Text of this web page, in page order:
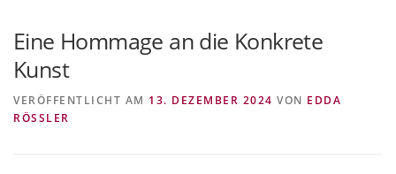
AUSSTELLUNGEN/BILDER
Eine Hommage an die Konkrete
Kunst
VERÖFFENTLICHT AM 13. DEZEMBER 2024 VON EDDA
RÖSSLER